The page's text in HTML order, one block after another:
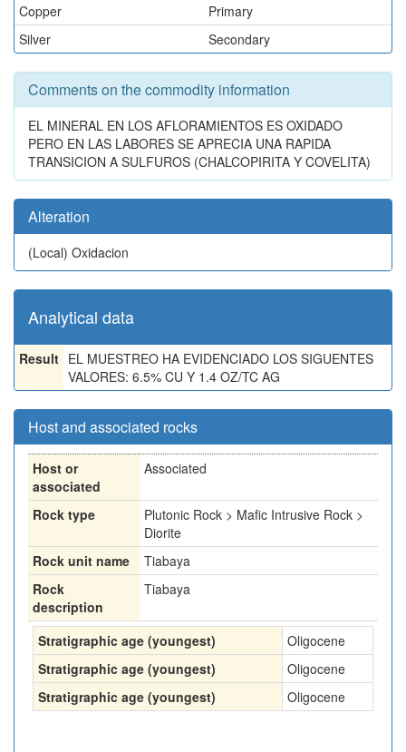
Copper
Primary
Silver
Secondary
Comments on the commodity information
EL MINERAL EN LOS AFLORAMIENTOS ES OXIDADO
PERO EN LAS LABORES SE APRECIA UNA RAPIDA
TRANSICION A SULFUROS (CHALCOPIRITA Y COVELITA)
Alteration
(Local) Oxidacion
Analytical data
Result EL MUESTREO HA EVIDENCIADO LOS SIGUENTES
VALORES: 6.5% CU Y 1.4 OZ/TC AG
Host and associated rocks
Host or
associated
Associated
Rock type
Plutonic Rock > Mafic Intrusive Rock >
Diorite
Rock unit name
Tiabaya
Rock
description
Tiabaya
Stratigraphic age (youngest)
Oligocene
Stratigraphic age (youngest)
Oligocene
Stratigraphic age (youngest)
Oligocene